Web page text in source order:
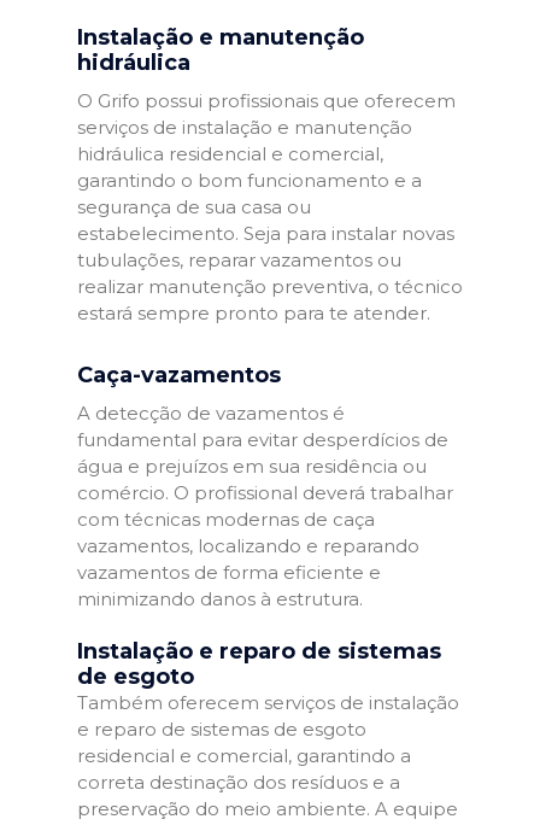
Instalação e manutenção
hidráulica
O Grifo possui profissionais que oferecem
serviços de instalação e manutenção
hidráulica residencial e comercial,
garantindo o bom funcionamento e a
segurança de sua casa ou
estabelecimento. Seja para instalar novas
tubulações, reparar vazamentos ou
realizar manutenção preventiva, o técnico
estará sempre pronto para te atender.
Caça-vazamentos
A detecção de vazamentos é
fundamental para evitar desperdícios de
água e prejuízos em sua residência ou
comércio. O profissional deverá trabalhar
com técnicas modernas de caça
vazamentos, localizando e reparando
vazamentos de forma eficiente e
minimizando danos à estrutura.
Instalação e reparo de sistemas
de esgoto
Também oferecem serviços de instalação
e reparo de sistemas de esgoto
residencial e comercial, garantindo a
correta destinação dos resíduos e a
preservação do meio ambiente. A equipe